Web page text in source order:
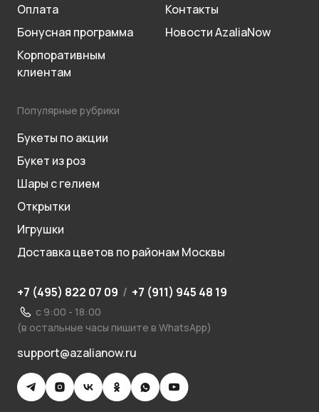
Оплата
Бонусная программа
Корпоративным
клиентам
Контакты
Новости AzaliaNow
Популярные рубрики
Букеты по акции
Букет из роз
Шары с гелием
Открытки
Игрушки
Доставка цветов по районам Москвы
+7 (495) 822 07 09 / +7 (911) 945 48 19
с 9:00 - 18:00
(в остальные часы пишите в WhatsApp)
support@azalianow.ru